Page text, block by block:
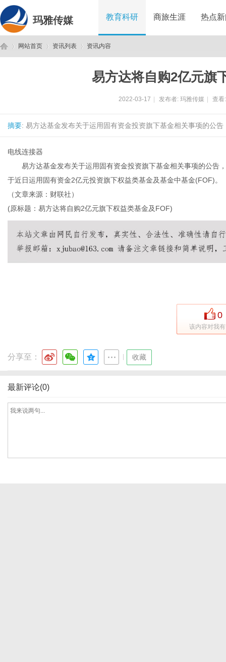
玛雅传媒 教育科研 商旅生涯 热点
网站首页 资讯列表 资讯内容
易方达将自购2亿元旗
2022-03-17 发布者: 玛雅传媒 查
摘要: 易方达基金发布关于运用固有资金投资旗下基金相关事项的公
电线连接器
易方达基金发布关于运用固有资金投资旗下基金相关事项的公告
于近日运用固有资金2亿元投资旗下权益类基金及基金中基金(FOF)。
（文章来源：财联社）
(原标题：易方达将自购2亿元旗下权益类基金及FOF)
0
该内容对我
分享至： 收藏
最新评论(0)